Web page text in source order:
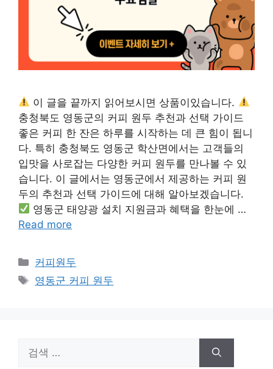
이 글을 끝까지 읽어보시면 상품이있습니다.
충청북도 영동군의 커피 원두 추천과 선택 가이드
좋은 커피 한 잔은 하루를 시작하는 데 큰 힘이 됩니
다. 특히 충청북도 영동군 학산면에서는 고객들의
입맛을 사로잡는 다양한 커피 원두를 만나볼 수 있
습니다. 이 글에서는 영동군에서 제공하는 커피 원
두의 추천과 선택 가이드에 대해 알아보겠습니다.
영동군 태양광 설치 지원금과 혜택을 한눈에 …
Read more
카
테
고
커피원두
태
영동군 커피 원두
색: